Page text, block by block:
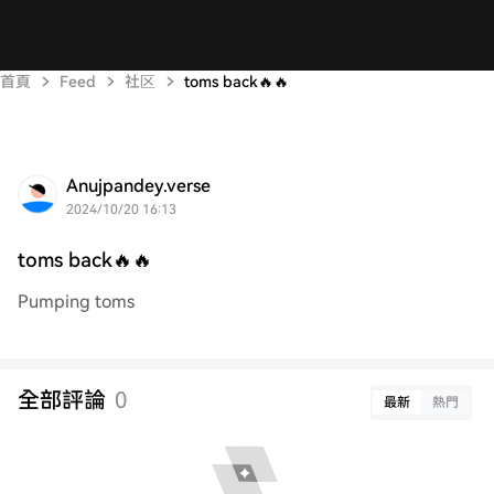
首頁 Feed 社区 toms back🔥🔥
Anujpandey.verse
2024/10/20 16:13
toms back🔥🔥
Pumping toms
全部評論 0 最新 熱門